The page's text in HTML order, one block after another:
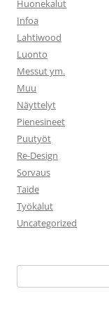
Huonekalut
Infoa
Lahtiwood
Luonto
Messut ym.
Muu
Näyttelyt
Pienesineet
Puutyöt
Re-Design
Sorvaus
Taide
Työkalut
Uncategorized